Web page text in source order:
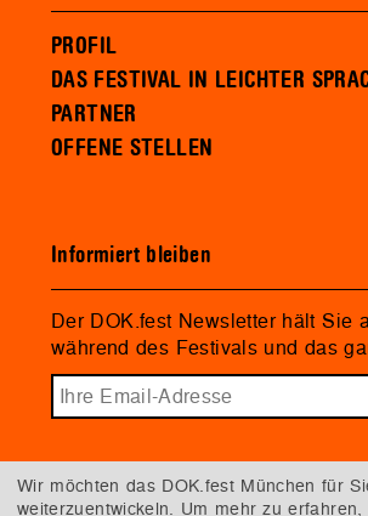
PROFIL
DAS FESTIVAL IN LEICHTER
PARTNER
OFFENE STELLEN
Informiert bleiben
Der DOK.fest Newsletter hält Sie
während des Festivals und das
Wir möchten das DOK.fest München für
weiterzuentwickeln. Um mehr zu